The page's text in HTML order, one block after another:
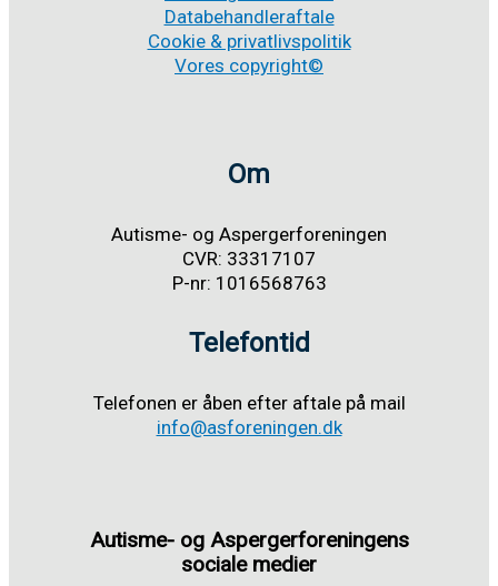
Databehandleraftale
Cookie & privatlivspolitik
Vores copyright©
Om
Autisme- og Aspergerforeningen
CVR: 33317107
P-nr: 1016568763
Telefontid
Telefonen er åben efter aftale på mail
info@asforeningen.dk
Autisme- og Aspergerforeningens
sociale medier